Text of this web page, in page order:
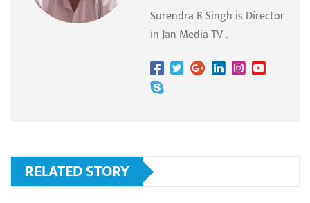
Surendra B Singh is Director
in Jan Media TV .
RELATED STORY